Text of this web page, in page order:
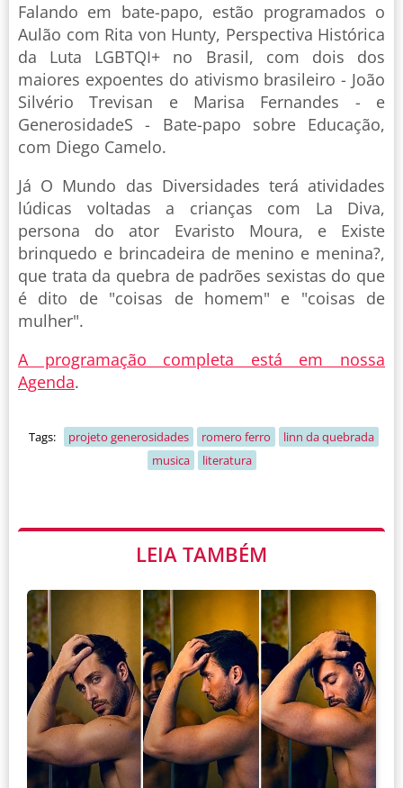
Falando em bate-papo, estão programados o
Aulão com Rita von Hunty, Perspectiva Histórica
da Luta LGBTQI+ no Brasil, com dois dos
maiores expoentes do ativismo brasileiro - João
Silvério Trevisan e Marisa Fernandes - e
GenerosidadeS - Bate-papo sobre Educação,
com Diego Camelo.
Já O Mundo das Diversidades terá atividades
lúdicas voltadas a crianças com La Diva,
persona do ator Evaristo Moura, e Existe
brinquedo e brincadeira de menino e menina?,
que trata da quebra de padrões sexistas do que
é dito de "coisas de homem" e "coisas de
mulher".
A programação completa está em nossa
Agenda.
Tags: projeto generosidades romero ferro
linn da quebrada
musica
literatura
LEIA TAMBÉM